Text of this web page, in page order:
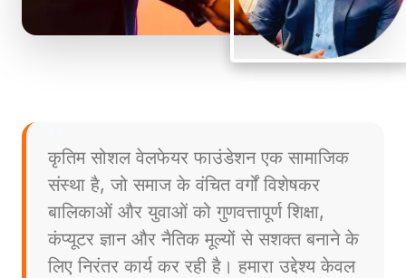
कृतिम सोशल वेलफेयर फाउंडेशन एक सामाजिक
संस्था है, जो समाज के वंचित वर्गों विशेषकर
बालिकाओं और युवाओं को गुणवत्तापूर्ण शिक्षा,
कंप्यूटर ज्ञान और नैतिक मूल्यों से सशक्त बनाने के
लिए निरंतर कार्य कर रही है। हमारा उद्देश्य केवल